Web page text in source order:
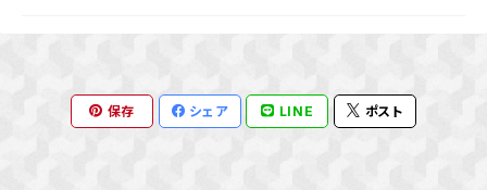
保存 シェア LINE ポスト